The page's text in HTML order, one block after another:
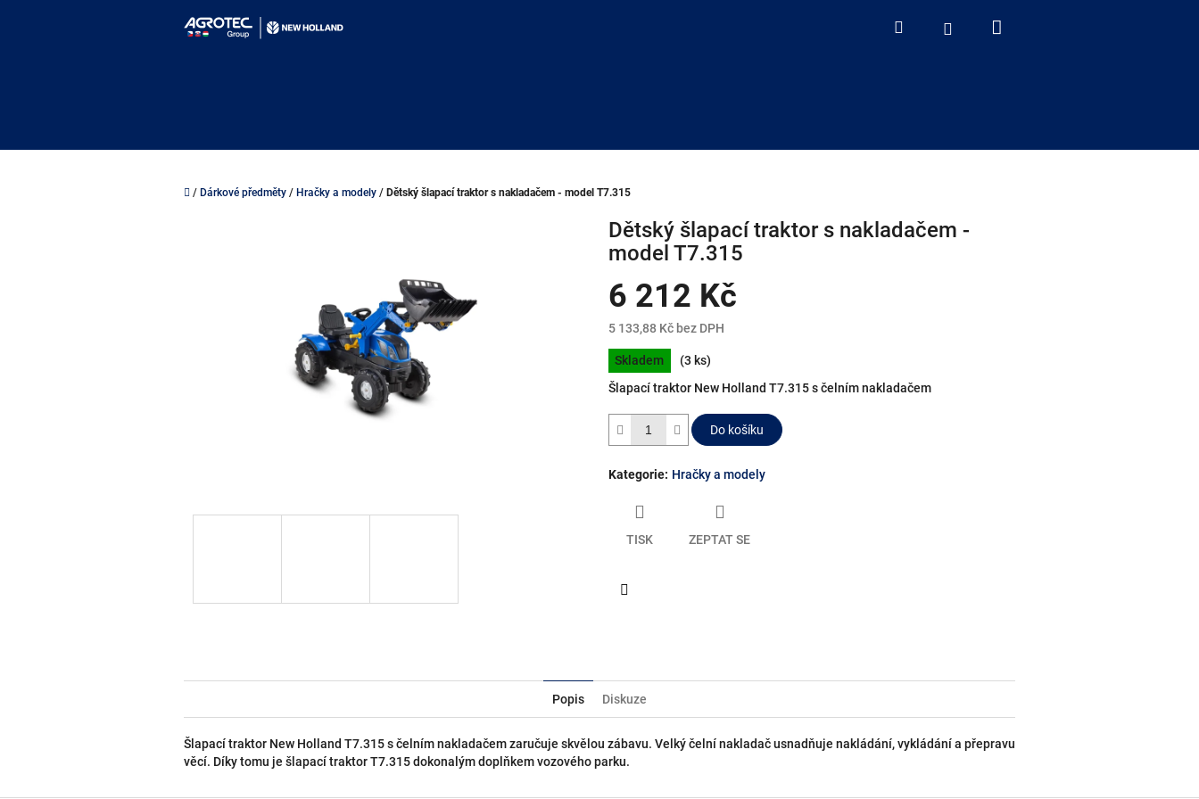
HledatPřihlášení
Domů
/ Dárkové předměty / Hračky a modely / Dětský šlapací traktor s nakladačem - model T7.315
Dětský šlapací traktor s nakladačem -
model T7.315
6 212 Kč
5 133,88 Kč bez DPH
Měrná
cena:
Skladem
(3 ks)
Šlapací traktor New Holland T7.315 s čelním nakladačem
Do košíku
Kategorie: Hračky a modely
TISK ZEPTAT SE
Popis Diskuze
Šlapací traktor New Holland T7.315 s čelním nakladačem zaručuje skvělou zábavu. Velký čelní nakladač usnadňuje nakládání, vykládání a přepravu
věcí. Díky tomu je šlapací traktor T7.315 dokonalým doplňkem vozového parku.